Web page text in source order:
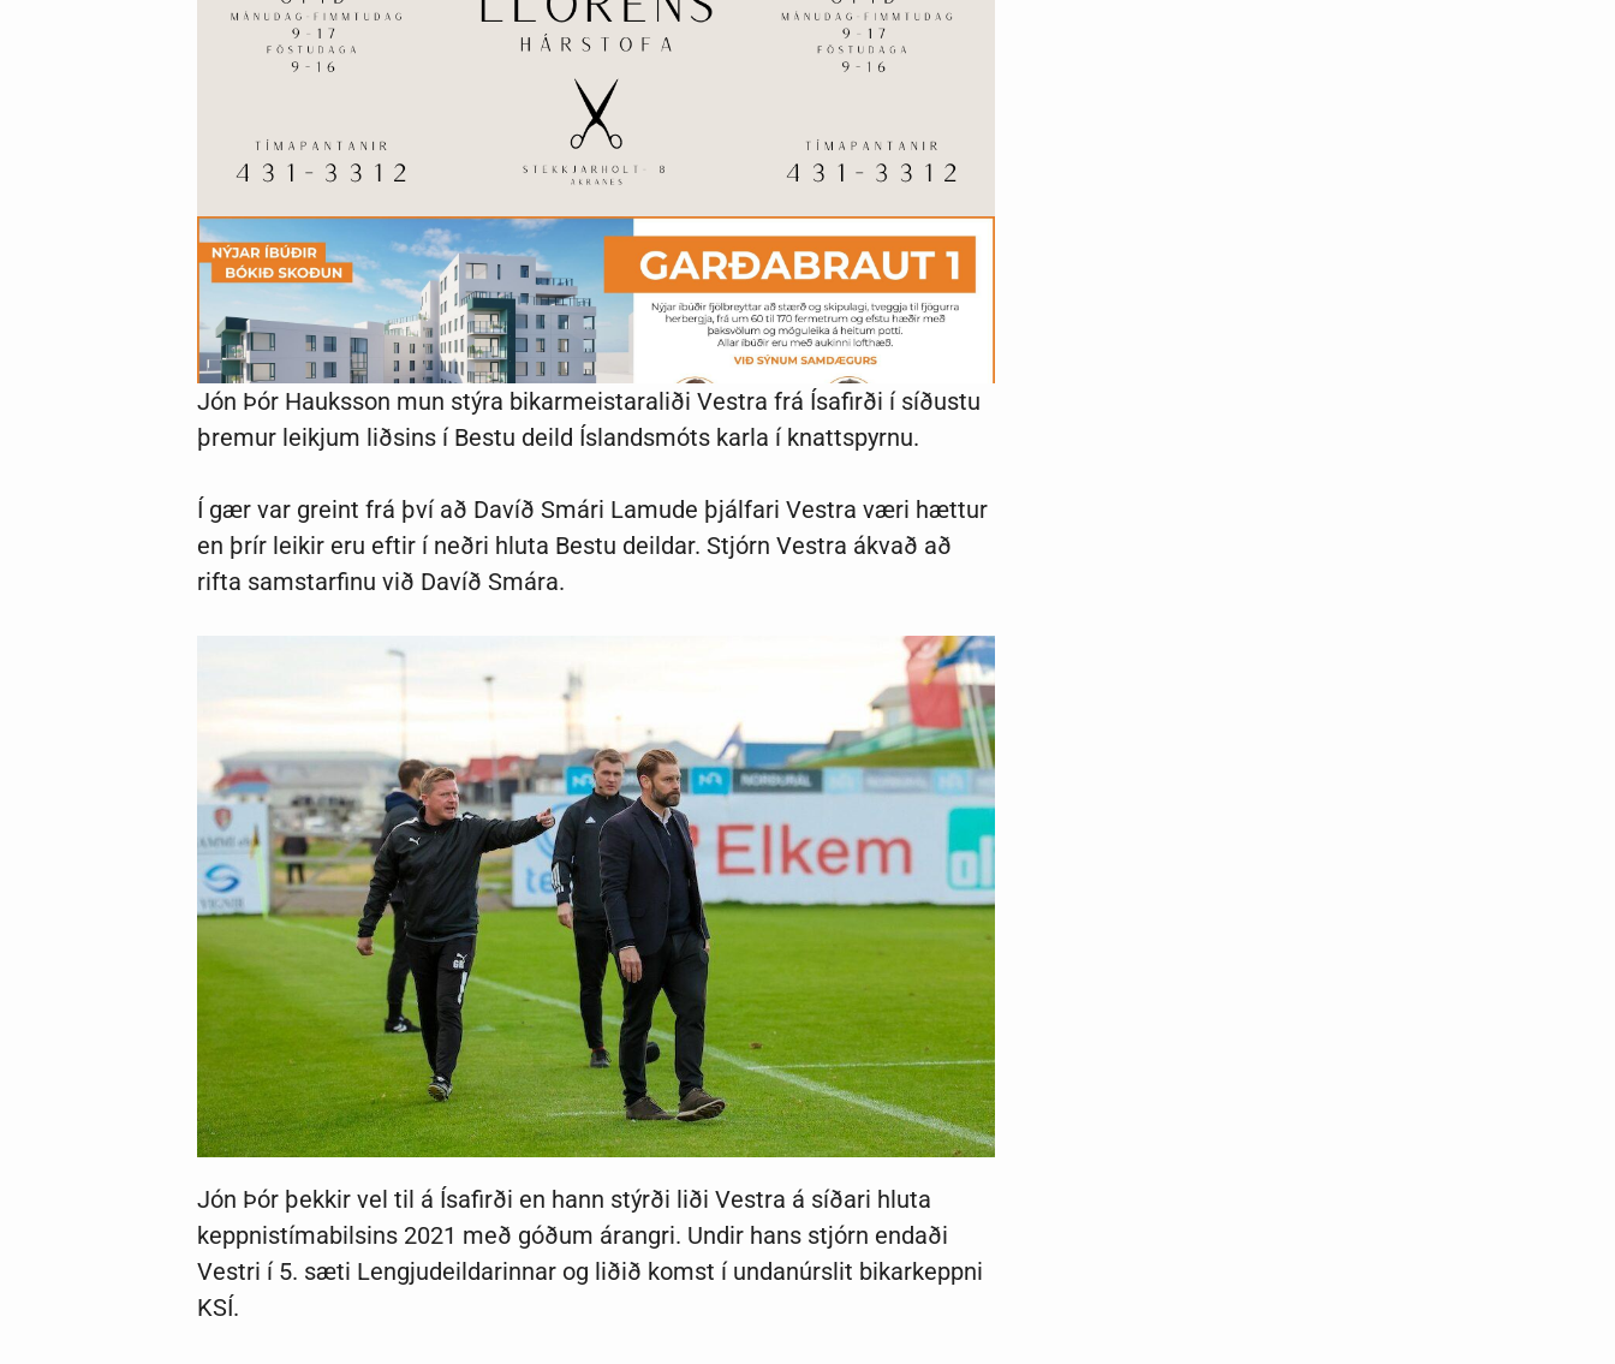
Jón Þór Hauksson mun stýra bikarmeistaraliði Vestra frá Ísafirði í síðustu
þremur leikjum liðsins í Bestu deild Íslandsmóts karla í knattspyrnu.
Í gær var greint frá því að Davíð Smári Lamude þjálfari Vestra væri hættur
en þrír leikir eru eftir í neðri hluta Bestu deildar. Stjórn Vestra ákvað að
rifta samstarfinu við Davíð Smára.
Jón Þór þekkir vel til á Ísafirði en hann stýrði liði Vestra á síðari hluta
keppnistímabilsins 2021 með góðum árangri. Undir hans stjórn endaði
Vestri í 5. sæti Lengjudeildarinnar og liðið komst í undanúrslit bikarkeppni
KSÍ.